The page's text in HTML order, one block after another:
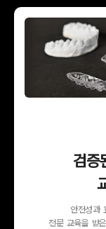
검증
안전성과
전문 교육을 받